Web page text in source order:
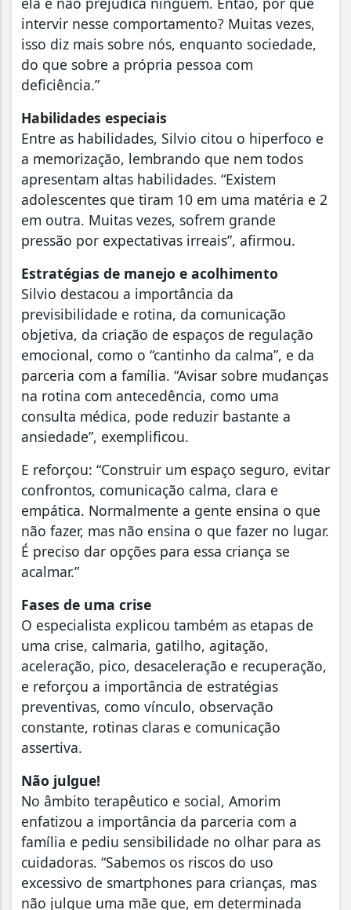
intervir nesse comportamento? Muitas vezes,
isso diz mais sobre nós, enquanto sociedade,
do que sobre a própria pessoa com
deficiência.”
Habilidades especiais
Entre as habilidades, Silvio citou o hiperfoco e
a memorização, lembrando que nem todos
apresentam altas habilidades. “Existem
adolescentes que tiram 10 em uma matéria e 2
em outra. Muitas vezes, sofrem grande
pressão por expectativas irreais”, afirmou.
Estratégias de manejo e acolhimento
Silvio destacou a importância da
previsibilidade e rotina, da comunicação
objetiva, da criação de espaços de regulação
emocional, como o “cantinho da calma”, e da
parceria com a família. “Avisar sobre mudanças
na rotina com antecedência, como uma
consulta médica, pode reduzir bastante a
ansiedade”, exemplificou.
E reforçou: “Construir um espaço seguro, evitar
confrontos, comunicação calma, clara e
empática. Normalmente a gente ensina o que
não fazer, mas não ensina o que fazer no lugar.
É preciso dar opções para essa criança se
acalmar.”
Fases de uma crise
O especialista explicou também as etapas de
uma crise, calmaria, gatilho, agitação,
aceleração, pico, desaceleração e recuperação,
e reforçou a importância de estratégias
preventivas, como vínculo, observação
constante, rotinas claras e comunicação
assertiva.
Não julgue!
No âmbito terapêutico e social, Amorim
enfatizou a importância da parceria com a
família e pediu sensibilidade no olhar para as
cuidadoras. “Sabemos os riscos do uso
excessivo de smartphones para crianças, mas
não julgue uma mãe que, em determinada